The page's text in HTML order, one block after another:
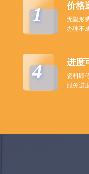
1 价格
无隐形
办理不
4 进度
资料即
服务进